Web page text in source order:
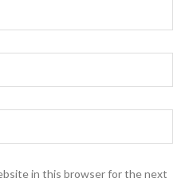
in this browser for the next